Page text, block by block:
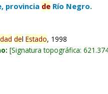
provincia de Río Negro.
delEstado, 1998
Signatura topográfica: